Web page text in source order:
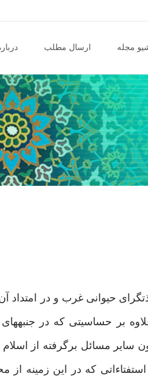
مجله ارسال مطلب
حيوانى غرب و در امتداد
بر حساسيتى كه در
مسائل برگرفته از
كه در اين زمينه